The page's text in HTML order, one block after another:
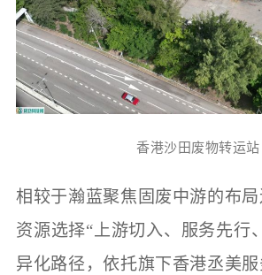
香港沙田废物转运站
相较于瀚蓝聚焦固废中游的布
资源选择“上游切入、服务先行
异化路径，依托旗下香港丞美